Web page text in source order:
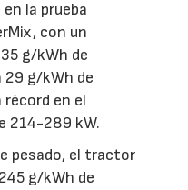
la prueba
con un
g/kWh de
29 g/kWh de
récord en el
214-289 kW.
pesado, el tractor
g/kWh de